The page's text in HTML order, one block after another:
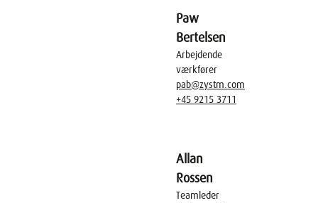
Paw
Bertelsen
Arbejdende
værkfører
pab@zystm.com
+45 9215 3711
Allan
Rossen
Teamleder